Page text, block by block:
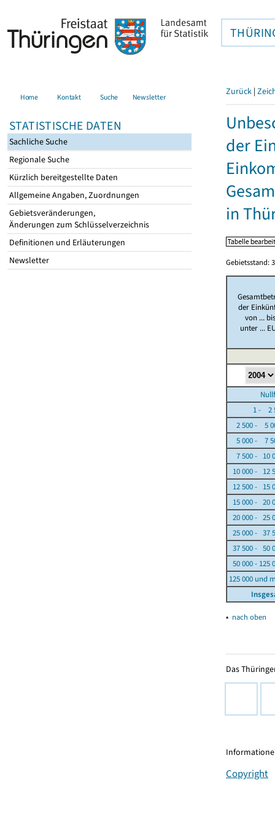
Home Kontakt Suche Newsletter
STATISTISCHE DATEN
Sachliche Suche
Regionale Suche
Kürzlich bereitgestellte Daten
Allgemeine Angaben, Zuordnungen
Gebietsveränderungen,
Änderungen zum Schlüsselverzeichnis
Definitionen und Erläuterungen
Newsletter
Zurück |
der
in
Gebietsstand:
der
von ...
unter ...
1 - 2
2 500 - 5
5 000 - 7
7 500 - 10
10 000 - 12
12 500 - 15
15 000 - 20
20 000 - 25
25 000 - 37
37 500 - 50
50 000 - 125
125 000 und
▴ nach oben
Das
Copyright